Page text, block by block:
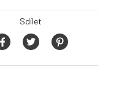
Sdílet